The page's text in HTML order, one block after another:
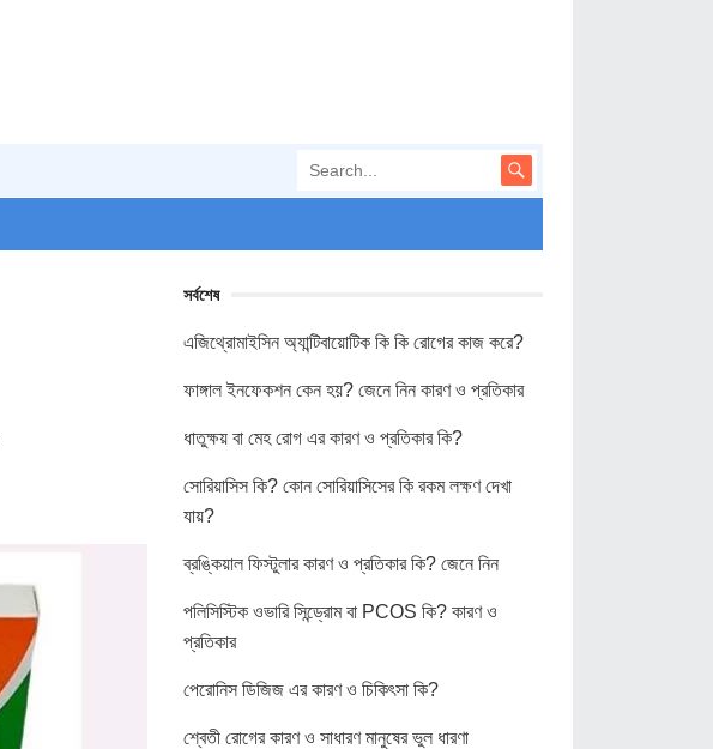
সর্বশেষ
এজিথ্রোমাইসিন অ্যান্টিবায়োটিক কি কি রোগের কাজ করে?
ফাঙ্গাল ইনফেকশন কেন হয়? জেনে নিন কারণ ও প্রতিকার
ধাতুক্ষয় বা মেহ রোগ এর কারণ ও প্রতিকার কি?
সোরিয়াসিস কি? কোন সোরিয়াসিসের কি রকম লক্ষণ দেখা
যায়?
ব্রঙ্কিয়াল ফিস্টুলার কারণ ও প্রতিকার কি? জেনে নিন
পলিসিস্টিক ওভারি সিন্ড্রোম বা PCOS কি? কারণ ও
প্রতিকার
পেরোনিস ডিজিজ এর কারণ ও চিকিৎসা কি?
শ্বেতী রোগের কারণ ও সাধারণ মানুষের ভুল ধারণা